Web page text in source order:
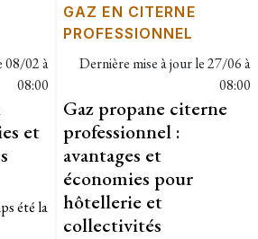
08/02 à
08:00
et
été la
GAZ EN CITERNE
PROFESSIONNEL
Dernière mise à jour le27/06 à
08:00
Gaz propane citerne
professionnel :
avantages et
économies pour
hôtellerie et
collectivités